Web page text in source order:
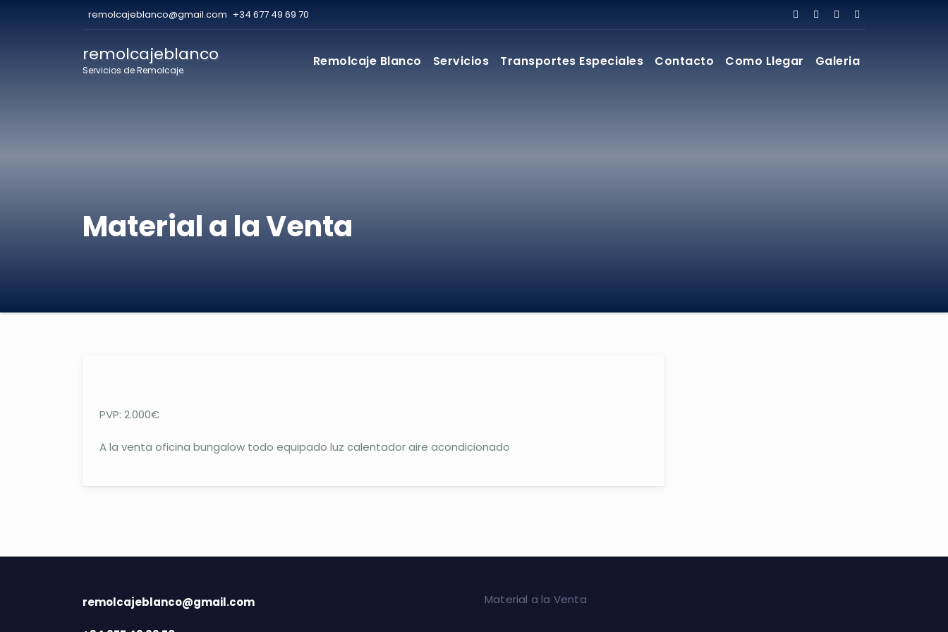
remolcajeblanco@gmail.com +34 677 49 69 70
remolcajeblanco
Servicios de Remolcaje
Remolcaje Blanco Servicios Transportes Especiales Contacto Como Llegar Galeria
Material a la Venta
PVP: 2.000€
A la venta oficina bungalow todo equipado luz calentador aire acondicionado
remolcajeblanco@gmail.com Material a la Venta